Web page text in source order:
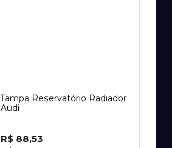
Tampa Reservatório Radiador
Audi
R$ 88,53